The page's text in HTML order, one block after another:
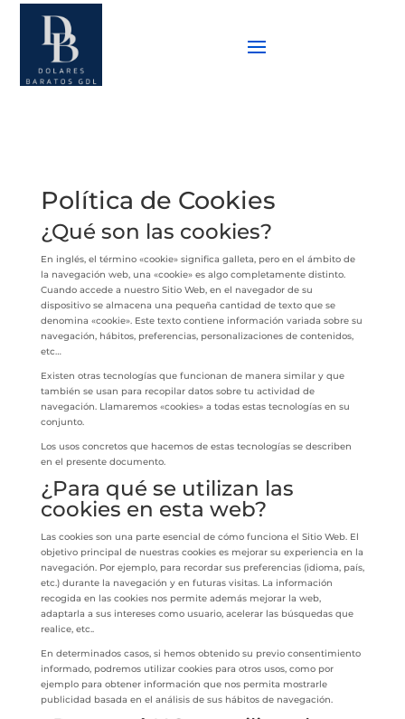
Política de Cookies
¿Qué son las cookies?
En inglés, el término «cookie» significa galleta, pero en el ámbito de
la navegación web, una «cookie» es algo completamente distinto.
Cuando accede a nuestro Sitio Web, en el navegador de su
dispositivo se almacena una pequeña cantidad de texto que se
denomina «cookie». Este texto contiene información variada sobre su
navegación, hábitos, preferencias, personalizaciones de contenidos,
etc…
Existen otras tecnologías que funcionan de manera similar y que
también se usan para recopilar datos sobre tu actividad de
navegación. Llamaremos «cookies» a todas estas tecnologías en su
conjunto.
Los usos concretos que hacemos de estas tecnologías se describen
en el presente documento.
¿Para qué se utilizan las
cookies en esta web?
Las cookies son una parte esencial de cómo funciona el Sitio Web. El
objetivo principal de nuestras cookies es mejorar su experiencia en la
navegación. Por ejemplo, para recordar sus preferencias (idioma, país,
etc.) durante la navegación y en futuras visitas. La información
recogida en las cookies nos permite además mejorar la web,
adaptarla a sus intereses como usuario, acelerar las búsquedas que
realice, etc..
En determinados casos, si hemos obtenido su previo consentimiento
informado, podremos utilizar cookies para otros usos, como por
ejemplo para obtener información que nos permita mostrarle
publicidad basada en el análisis de sus hábitos de navegación.